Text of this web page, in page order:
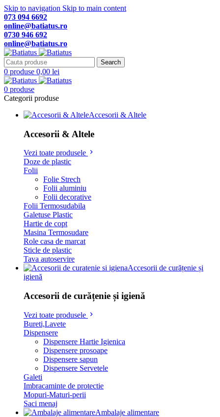
Skip to navigation Skip to main content
073 094 6692
online@batiatus.ro
0730 946 692
online@batiatus.ro
Search
0 produse 0,00 lei
0 produse
Categorii produse
Accesorii & Altele
Accesorii & Altele
Vezi toate produsele
Doze de plastic
Folii
Folie Strech
Folii aluminiu
Folii decorative
Folii Termosudabila
Galetuse Plastic
Hartie de copt
Masina Termosudare
Role casa de marcat
Sticle de plastic
Tava autoservire
Accesorii de curățenie și
igienă
Accesorii de curățenie și igienă
Vezi toate produsele
Bureti,Lavete
Dispensere
Dispensere Hartie Igienica
Dispensere prosoape
Dispensere sapun
Dispensere Servetele
Galeti
Imbracaminte de protectie
Mopuri-Maturi-perii
Saci menaj
Ambalaje alimentare